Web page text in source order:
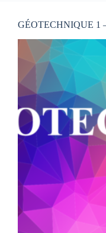
GÉOTECHNIQUE 1